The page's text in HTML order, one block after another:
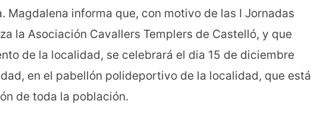
Magdalena informa que, con motivo de las I Jornadas
la Asociación Cavallers Templers de Castelló, y que
de la localidad, se celebrará el dia 15 de diciembre
en el pabellón polideportivo de la localidad, que está
de toda la población.